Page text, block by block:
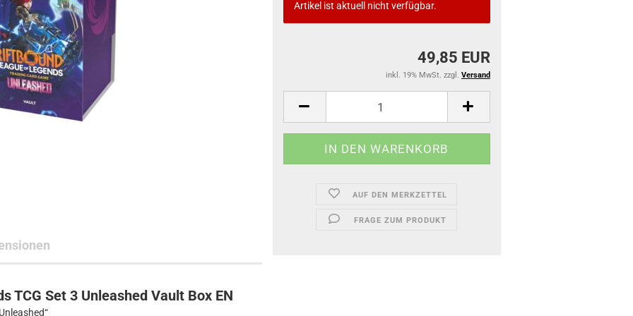
Toys
Subjects
Hersteller
Artikel ist aktuell nicht verfügbar.
49,85 EUR
inkl. 19% MwSt. zzgl. Versand
AUF DEN MERKZETTEL
FRAGE ZUM PRODUKT
TCG Set 3 Unleashed Vault Box EN